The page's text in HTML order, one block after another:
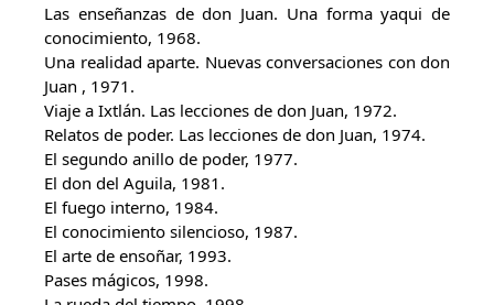
Las enseñanzas de don Juan. Una forma yaqui de
conocimiento, 1968.
Una realidad aparte. Nuevas conversaciones con don
Juan , 1971.
Viaje a Ixtlán. Las lecciones de don Juan, 1972.
Relatos de poder. Las lecciones de don Juan, 1974.
El segundo anillo de poder, 1977.
El don del Aguila, 1981.
El fuego interno, 1984.
El conocimiento silencioso, 1987.
El arte de ensoñar, 1993.
Pases mágicos, 1998.